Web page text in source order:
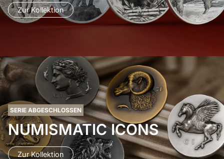
Zur Kollektion
SERIE ABGESCHLOSSEN
NUMISMATIC ICONS
Zur Kollektion